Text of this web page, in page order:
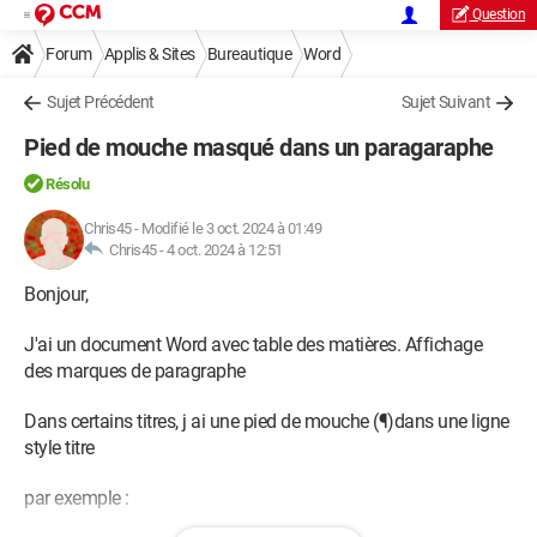
Question
Forum Applis & Sites Bureautique Word
Sujet Précédent Sujet Suivant
Pied de mouche masqué dans un paragaraphe
Résolu
Chris45- Modifié le 3 oct. 2024 à 01:49
Chris45 -4 oct. 2024 à 12:51
Bonjour,
J'ai un document Word avec table des matières. Affichage
des marques de paragraphe
Dans certains titres, j ai une pied de mouche (¶)dans une ligne
style titre
par exemple :